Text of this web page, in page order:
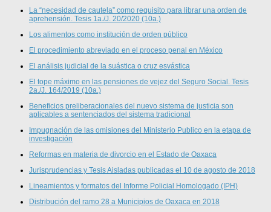
La “necesidad de cautela” como requisito para librar una orden de
aprehensión. Tesis 1a./J. 20/2020 (10a.)
Los alimentos como institución de orden público
El procedimiento abreviado en el proceso penal en México
El análisis judicial de la suástica o cruz esvástica
El tope máximo en las pensiones de vejez del Seguro Social. Tesis
2a./J. 164/2019 (10a.)
Beneficios preliberacionales del nuevo sistema de justicia son
aplicables a sentenciados del sistema tradicional
Impugnación de las omisiones del Ministerio Publico en la etapa de
investigación
Reformas en materia de divorcio en el Estado de Oaxaca
Jurisprudencias y Tesis Aisladas publicadas el 10 de agosto de 2018
Lineamientos y formatos del Informe Policial Homologado (IPH)
Distribución del ramo 28 a Municipios de Oaxaca en 2018